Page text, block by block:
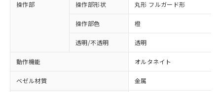
操作部 操作部形状 丸形 フルガード形
操作部色 橙
透明/不透明 透明
動作機能 オルタネイト
ベゼル材質 金属